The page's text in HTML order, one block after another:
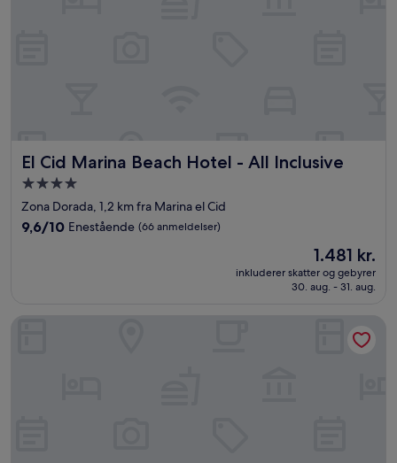
El Cid Marina Beach Hotel - All Inclusive
El Cid Marina Beach Hotel - All Inclusive
4.0-
stjernet
overnatningssted
Zona Dorada, 1,2 km fra Marina el Cid
9.6
anmeldelser)
9,6/10 Enestående (66 anmeldelser)
Prisen
1.481 kr.
1.481 kr.
inkluderer skatter og gebyrer
30. aug. - 31. aug.
Courtyard By Marriott Mazatlan Beach Resort